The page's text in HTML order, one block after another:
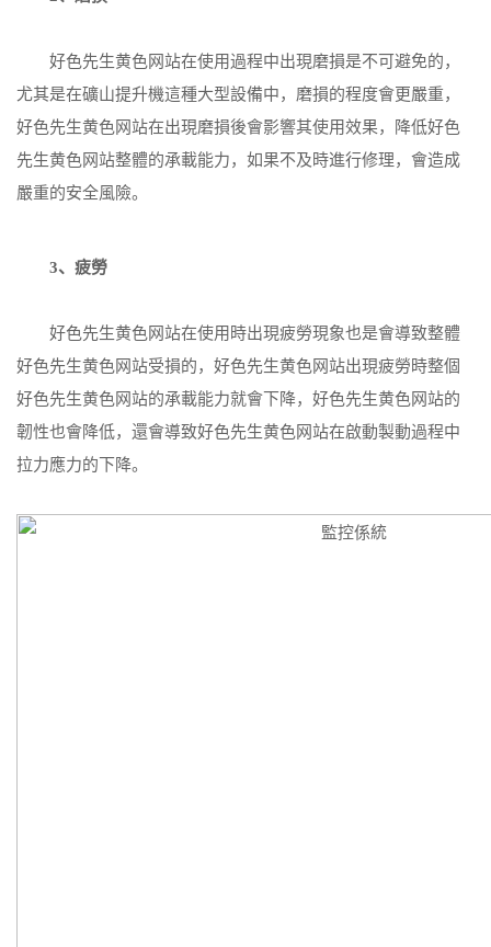
好色先生黄色网站在使用過程中出現磨損是不可避免的，
尤其是在礦山提升機這種大型設備中，磨損的程度會更嚴重，
好色先生黄色网站在出現磨損後會影響其使用效果，降低好色
先生黄色网站整體的承載能力，如果不及時進行修理，會造成
嚴重的安全風險。
3、疲勞
好色先生黄色网站在使用時出現疲勞現象也是會導致整體
好色先生黄色网站受損的，好色先生黄色网站出現疲勞時整個
好色先生黄色网站的承載能力就會下降，好色先生黄色网站的
韌性也會降低，還會導致好色先生黄色网站在啟動製動過程中
拉力應力的下降。